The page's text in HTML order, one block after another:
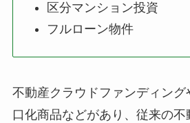
区分マンション投資
フルローン物件
不動産クラウドファンディン
口化商品などがあり、従来の